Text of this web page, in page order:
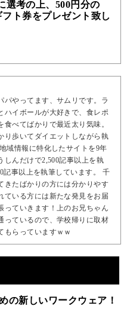
選考の上、500円分の
フト券をプレゼント致し
パやってます、サムリです。ラ
ハイボールが大好きで、食レポ
食べてばかりで最近太り気味。
り歩いてダイエットしながら執
域情報に特化したサイトを9年
しんだけで2,500記事以上を執
記事以上を執筆しています。 千
きたばかりの方には分かりやす
ている方には新たな発見をお届
っていきます！上のお兄ちゃん
っているので、学校帰りに取材
もらっていますｗｗ
の新しいワークウェア！